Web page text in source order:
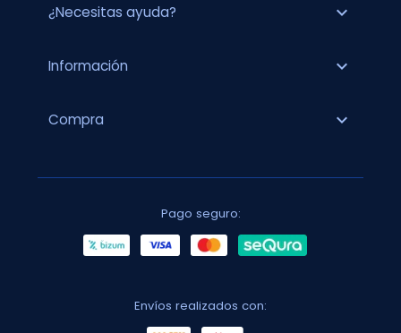
¿Necesitas ayuda? expand_more
Información expand_more
Compra expand_more
Pago seguro:
Envíos realizados con: